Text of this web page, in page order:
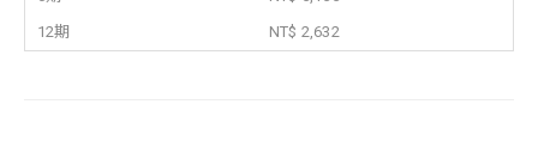
12期
NT$ 2,632